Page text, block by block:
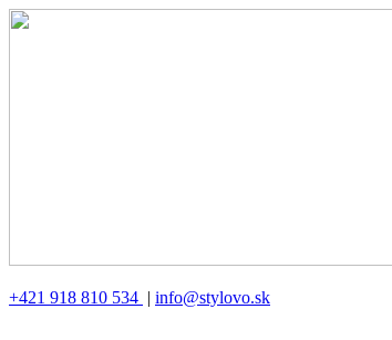
+421 918 810 534 | info@stylovo.sk